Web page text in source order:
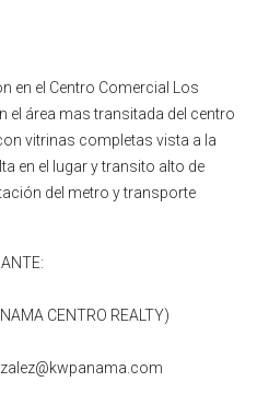
en el Centro Comercial Los
el área mas transitada del centro
vitrinas completas vista a la
en el lugar y transito alto de
del metro y transporte
CENTRO REALTY)